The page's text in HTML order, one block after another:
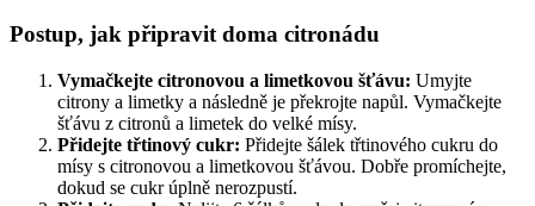
Postup, jak připravit doma citronádu
Vymačkejte citronovou a limetkovou šťávu: Umyjte
citrony a limetky a následně je překrojte napůl. Vymačkejte
šťávu z citronů a limetek do velké mísy.
Přidejte třtinový cukr: Přidejte šálek třtinového cukru do
mísy s citronovou a limetkovou šťávou. Dobře promíchejte,
dokud se cukr úplně nerozpustí.